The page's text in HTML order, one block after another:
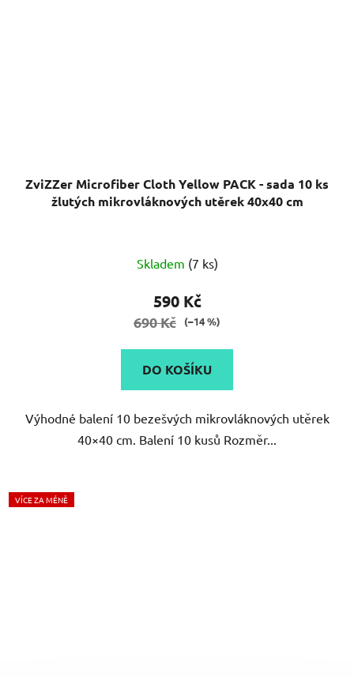
ZviZZer Microfiber Cloth Yellow PACK - sada 10 ks
žlutých mikrovláknových utěrek 40x40 cm
Skladem (7 ks)
590 Kč
690 Kč (–14 %)
DO KOŠÍKU
Výhodné balení 10 bezešvých mikrovláknových utěrek
40×40 cm. Balení 10 kusů Rozměr...
VÍCE ZA MÉNĚ